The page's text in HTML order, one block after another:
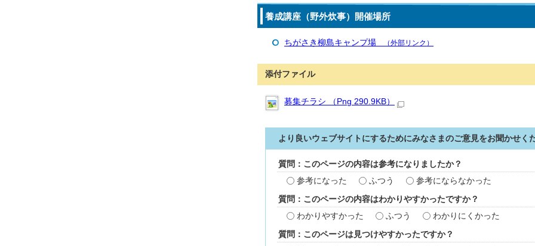
養成講座（野外炊事）開催場所
ちがさき柳島キャンプ場 （外部リンク）
添付ファイル
募集チラシ （Png 290.9KB）
より良いウェブサイトにするためにみなさまのご意見をお聞かせく
質問：このページの内容は参考になりましたか？
参考になった
ふつう 参考にならなかった
質問：このページの内容はわかりやすかったですか？
わかりやすかった
ふつう わかりにくかった
質問：このページは見つけやすかったですか？